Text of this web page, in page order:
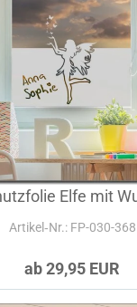
Elfe mit
Artikel‑Nr.: FP-030-368
ab 29,95 EUR